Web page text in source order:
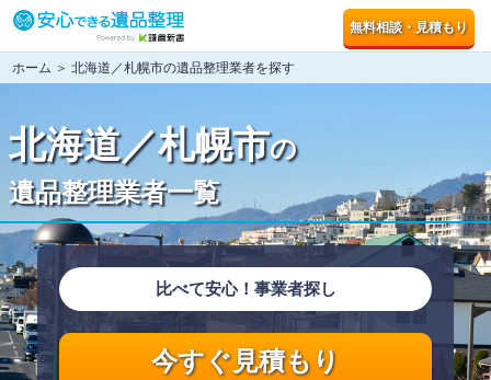
無料相談・見積もり
ホーム ＞ 北海道／札幌市の遺品整理業者を探す
北海道／札幌市の
遺品整理業者一覧
比べて安心！事業者探し
今すぐ見積もり